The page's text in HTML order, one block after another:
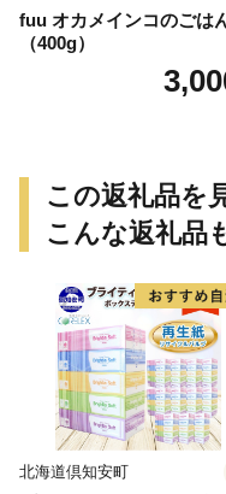
fuu オカメインコのごは
（400g）
この返礼品を
こんな返礼品
北海道倶知安町